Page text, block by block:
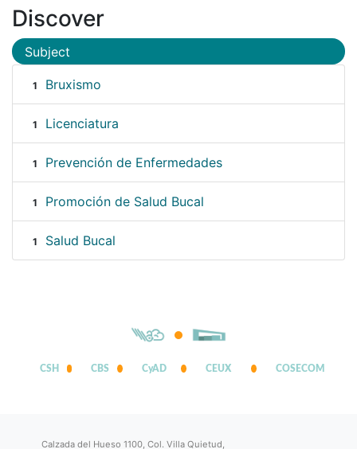
Discover
Subject
1 Bruxismo
1 Licenciatura
1 Prevención de Enfermedades
1 Promoción de Salud Bucal
1 Salud Bucal
CSH CBS CyAD CEUX COSECOM
Calzada del Hueso 1100, Col. Villa Quietud,